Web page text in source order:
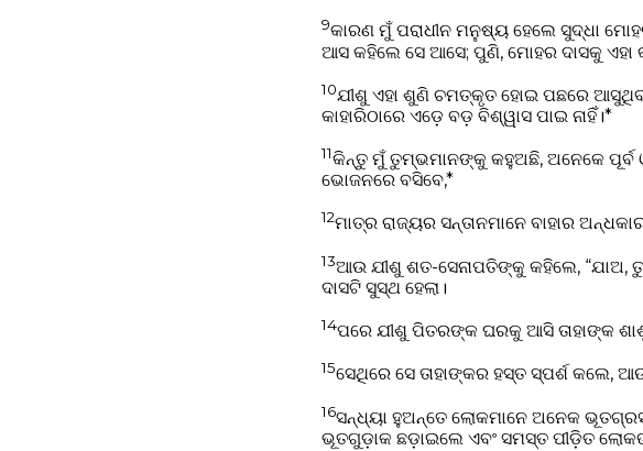
9କାରଣ ମୁଁ ପରାଧୀନ ମନୁଷ୍ୟ ହେଲେ ସୁଦ୍ଧା
ଆସ କହିଲେ ସେ ଆସେ; ପୁଣି, ମୋହର ଦାସକୁ ଏହା
10ଯୀଶୁ ଏହା ଶୁଣି ଚମତ୍କୃତ ହୋଇ ପଛରେ
କାହାରିଠାରେ ଏଡ଼େ ବଡ଼ ବିଶ୍ୱାସ ପାଇ ନାହିଁ।*
11କିନ୍ତୁ ମୁଁ ତୁମ୍ଭମାନଙ୍କୁ କହୁଅଛି, ଅନେକେ ପୂର୍ବ
ଭୋଜନରେ ବସିବେ,*
12ମାତ୍ର ରାଜ୍ୟର ସନ୍ତାନମାନେ ବାହାର
13ଆଉ ଯୀଶୁ ଶତ-ସେନାପତିଙ୍କୁ କହିଲେ,
ଦାସଟି ସୁସ୍ଥ ହେଲା।
14ପରେ ଯୀଶୁ ପିତରଙ୍କ ଘରକୁ ଆସି ତାହାଙ୍କ
15ସେଥିରେ ସେ ତାହାଙ୍କର ହସ୍ତ ସ୍ପର୍ଶ କଲେ,
16ସନ୍ଧ୍ୟା ହୁଅନ୍ତେ ଲୋକମାନେ ଅନେକ
ଭୂତଗୁଡ଼ାକ ଛଡ଼ାଇଲେ ଏବଂ ସମସ୍ତ ପୀଡ଼ିତ